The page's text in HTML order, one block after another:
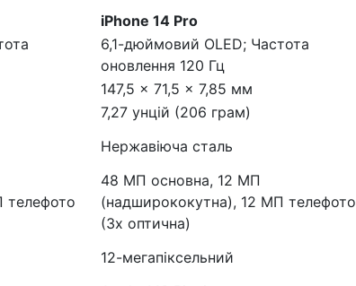
iPhone 14 Pro
6,1-дюймовий OLED; Частота
оновлення 120 Гц
147,5 x 71,5 x 7,85 мм
7,27 унцій (206 грам)
Нержавіюча сталь
телефото
48 МП основна, 12 МП
(надширококутна), 12 МП телефото
(3x оптична)
12-мегапіксельний